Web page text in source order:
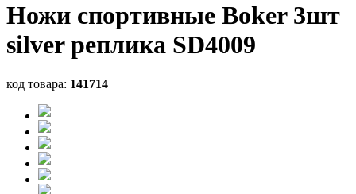
Ножи спортивные Boker 3шт
silver реплика SD4009
код товара: 141714